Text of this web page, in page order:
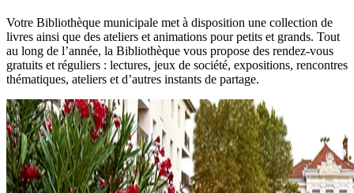
Votre Bibliothèque municipale met à disposition une collection de
livres ainsi que des ateliers et animations pour petits et grands. Tout
au long de l’année, la Bibliothèque vous propose des rendez-vous
gratuits et réguliers : lectures, jeux de société, expositions, rencontres
thématiques, ateliers et d’autres instants de partage.